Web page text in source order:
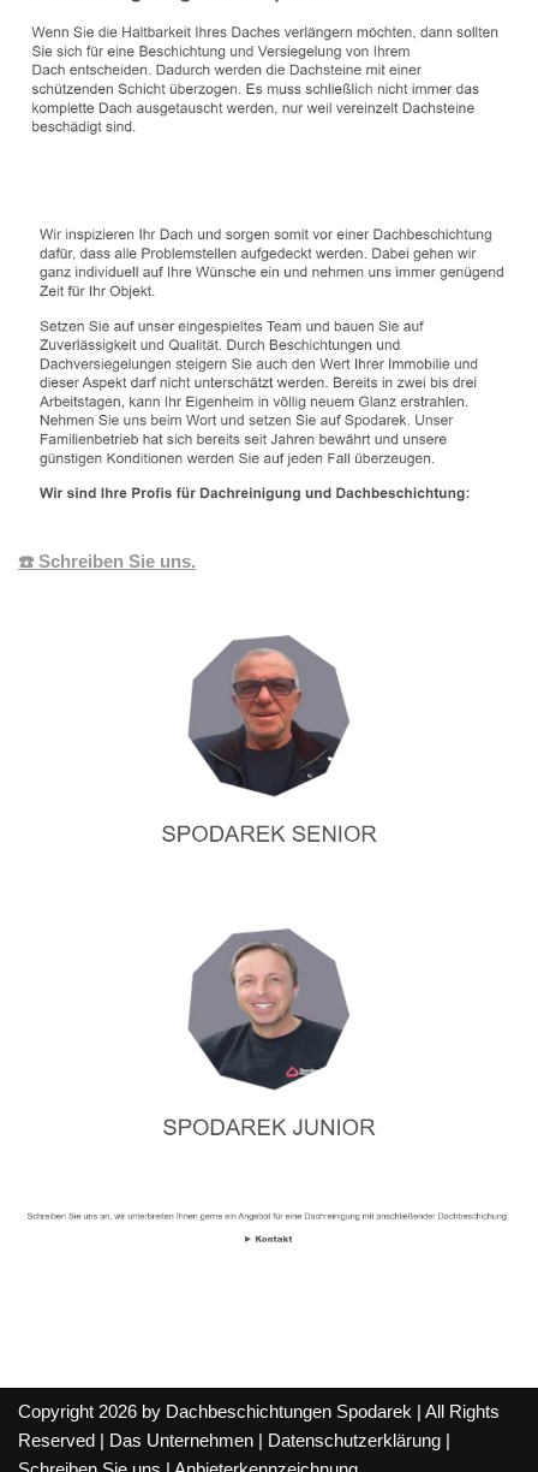
☎️ Schreiben Sie uns.
Copyright 2026 by Dachbeschichtungen Spodarek | All Rights
Reserved |
Das Unternehmen Datenschutzerklärung